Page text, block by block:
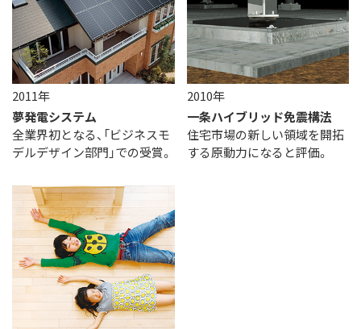
2011年
夢発電システム
全業界初となる、「ビジネスモ
デルデザイン部門」での受賞。
2010年
一条ハイブリッド免震構法
住宅市場の新しい領域を開拓
する原動力になると評価。